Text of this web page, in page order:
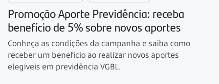
Promoção Aporte Previdência: receba
benefício de 5% sobre novos aportes
Conheça as condições da campanha e saiba como
receber um benefício ao realizar novos aportes
elegíveis em previdência VGBL.